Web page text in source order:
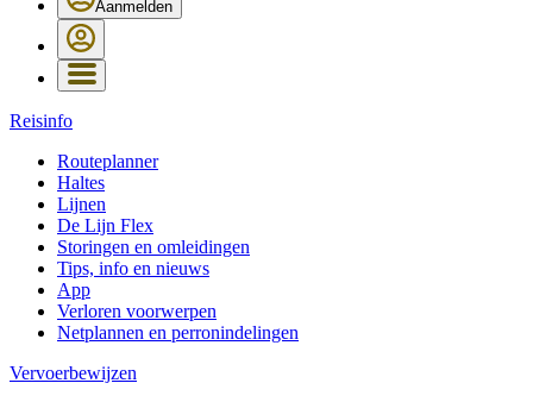
Aanmelden
Reisinfo
Routeplanner
Haltes
Lijnen
De Lijn Flex
Storingen en omleidingen
Tips, info en nieuws
App
Verloren voorwerpen
Netplannen en perronindelingen
Vervoerbewijzen